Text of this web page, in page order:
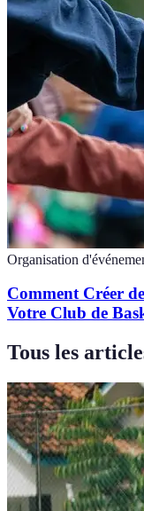
Organisation
Comment Créer
Votre Club de
Tous les